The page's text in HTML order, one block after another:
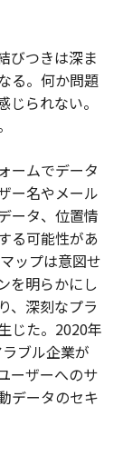
びつきは深ま
る。何か問題
られない。
ームでデータ
ー名やメール
ータ、位置情
る可能性があ
ップは意図せ
を明らかにし
、深刻なプラ
じた。2020年
ブル企業が
ーザーへのサ
データのセキ